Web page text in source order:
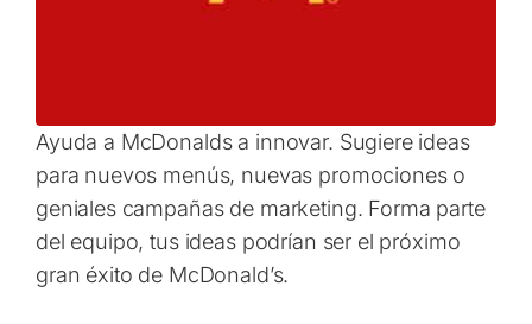
Ayuda a McDonalds a innovar. Sugiere ideas
para nuevos menús, nuevas promociones o
geniales campañas de marketing. Forma parte
del equipo, tus ideas podrían ser el próximo
gran éxito de McDonald’s.